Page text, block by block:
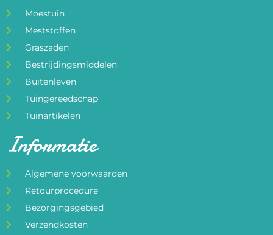
Moestuin
Meststoffen
Graszaden
Bestrijdingsmiddelen
Buitenleven
Tuingereedschap
Tuinartikelen
Informatie
Algemene voorwaarden
Retourprocedure
Bezorgingsgebied
Verzendkosten